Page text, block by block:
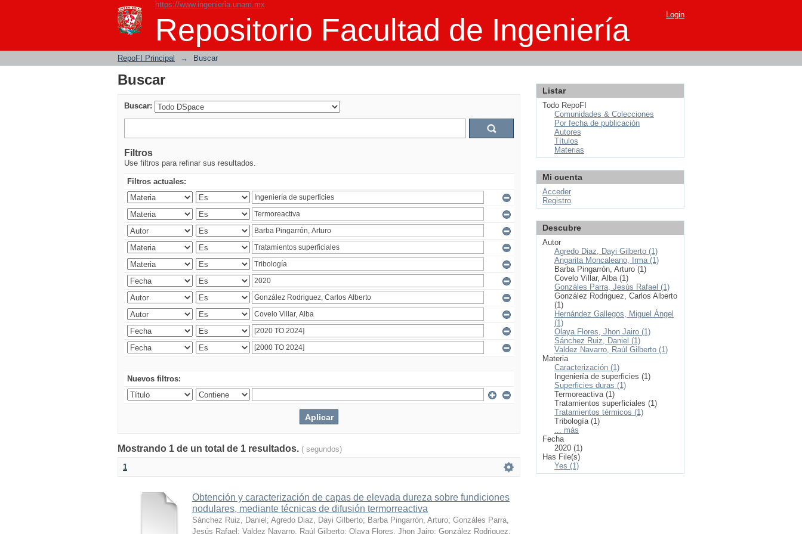
https://www.ingenieria.unam.mx
Repositorio Facultad de Ingeniería
Buscar Login
RepoFI Principal → Buscar
Buscar
Buscar:
Filtros
Use filtros para refinar sus resultados.
Filtros actuales:
Nuevos filtros:
Mostrando 1 de un total de 1 resultados. ( segundos)
1
Obtención y caracterización de capas de elevada dureza sobre fundiciones
nodulares, mediante técnicas de difusión termorreactiva
Sánchez Ruiz, Daniel ; Agredo Diaz, Dayi Gilberto; Barba Pingarrón, Arturo; Gonzáles Parra,
Jesús Rafael ; Valdez Navarro, Raúl Gilberto; Olaya Flores, Jhon Jairo; González Rodriguez,
Listar
Todo RepoFI
Comunidades & Colecciones
Por fecha de publicación
Autores
Títulos
Materias
Mi cuenta
Acceder
Registro
Descubre
Autor
Agredo Diaz, Dayi Gilberto (1)
Angarita Moncaleano, Irma (1)
Barba Pingarrón, Arturo (1)
Covelo Villar, Alba (1)
Gonzáles Parra, Jesús Rafael (1)
González Rodriguez, Carlos Alberto
(1)
Hernández Gallegos, Miguel Ángel
(1)
Olaya Flores, Jhon Jairo (1)
Sánchez Ruiz, Daniel (1)
Valdez Navarro, Raúl Gilberto (1)
Materia
Caracterización (1)
Ingeniería de superficies (1)
Superficies duras (1)
Termoreactiva (1)
Tratamientos superficiales (1)
Tratamientos térmicos (1)
Tribología (1)
... más
Fecha
2020 (1)
Has File(s)
Yes (1)